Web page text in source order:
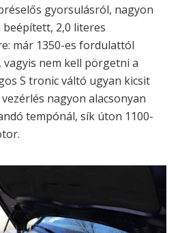
gyorsulásról, nagyon
beépített, 2,0 literes
már 1350-es fordulattól
nem kell pörgetni a
S tronic váltó ugyan kicsit
nagyon alacsonyan
tempónál, sík úton 1100-